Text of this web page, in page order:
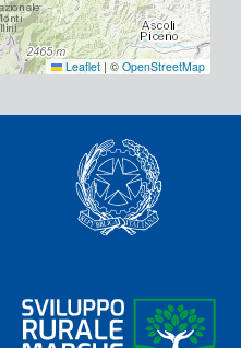
Leaflet | © OpenStreetMap